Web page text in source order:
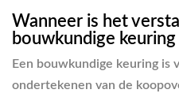
Wanneer is het
bouwkundige
Een bouwkundige keuring is
ondertekenen van de